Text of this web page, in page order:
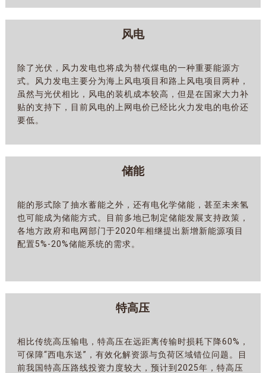
风电
除了光伏，风力发电也将成为替代煤电的一种重要能源方
式。风力发电主要分为海上风电项目和路上风电项目两种，
虽然与光伏相比，风电的装机成本较高，但是在国家大力补
贴的支持下，目前风电的上网电价已经比火力发电的电价还
要低。
储能
能的形式除了抽水蓄能之外，还有电化学储能，甚至未来氢
也可能成为储能方式。目前多地已制定储能发展支持政策，
各地方政府和电网部门于2020年相继提出新增新能源项目
配置5%-20%储能系统的需求。
特高压
相比传统高压输电，特高压在远距离传输时损耗下降60%，
可保障“西电东送”，有效化解资源与负荷区域错位问题。目
前我国特高压路线投资力度较大，预计到2025年，特高压